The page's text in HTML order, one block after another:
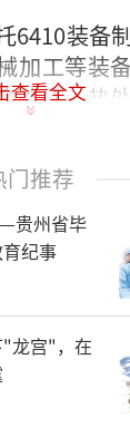
6410装备
加工等装
冲压、热处
转子1200
国内第一
出盾构机
装甲消
团、三一
业还吸引
造项目落
聚区。
查看全文
门推荐
贵州省毕
纪事
龙宫"，在